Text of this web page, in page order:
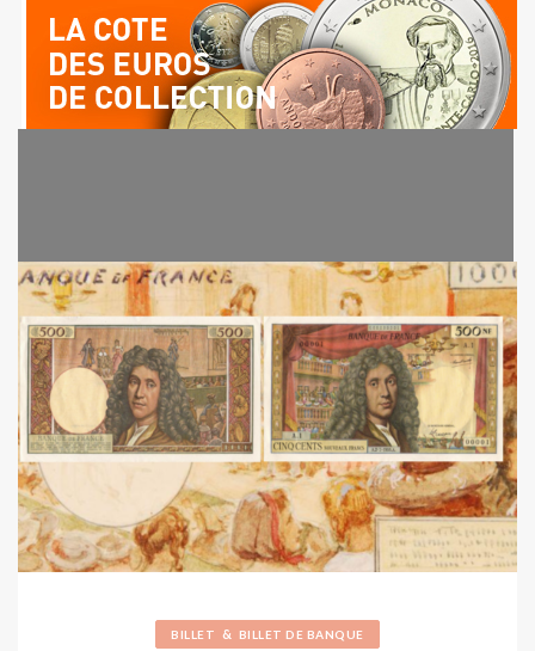
BILLET & BILLET DE BANQUE